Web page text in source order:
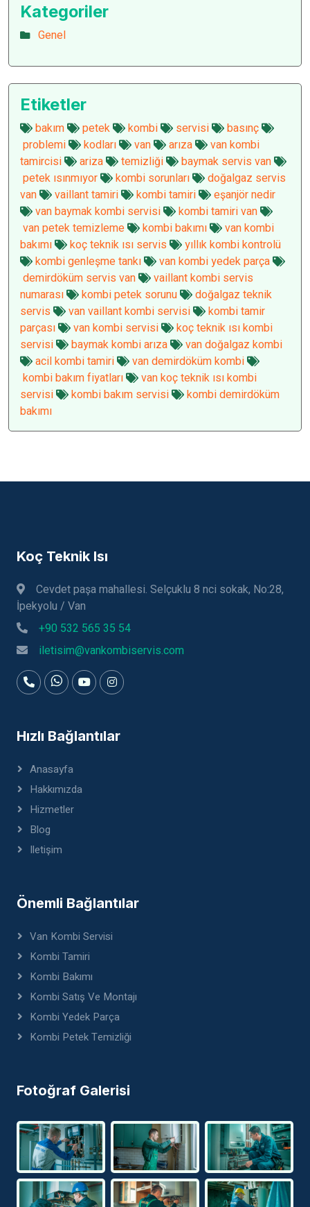
Kategoriler
Genel
Etiketler
bakım petek kombi servisi
basınç
problemi
kodları van arıza
van kombi
tamircisi
ariza temizliği
baymak servis van
petek ısınmıyor
kombi sorunları
doğalgaz servis
van
vaillant tamiri kombi tamiri
eşanjör nedir
van baymak kombi servisi
kombi tamiri van
van petek temizleme
kombi bakımı
van kombi
bakımı
koç teknik ısı servis
yıllık kombi kontrolü
kombi genleşme tankı
van kombi yedek parça
demirdöküm servis van
vaillant kombi servis
numarası
kombi petek sorunu
doğalgaz teknik
servis
van vaillant kombi servisi
kombi tamir
parçası
van kombi servisi
koç teknik ısı kombi
servisi
baymak kombi arıza
van doğalgaz kombi
acil kombi tamiri
van demirdöküm kombi
kombi bakım fiyatları
van koç teknik ısı kombi
servisi
kombi bakım servisi
kombi demirdöküm
bakımı
Koç Teknik Isı
Cevdet paşa mahallesi. Selçuklu 8 nci sokak, No:28,
İpekyolu / Van
+90 532 565 35 54
iletisim@vankombiservis.com
Hızlı Bağlantılar
Anasayfa
Hakkımızda
Hizmetler
Blog
Iletişim
Önemli Bağlantılar
Van Kombi Servisi
Kombi Tamiri
Kombi Bakımı
Kombi Satış Ve Montajı
Kombi Yedek Parça
Kombi Petek Temizliği
Fotoğraf Galerisi